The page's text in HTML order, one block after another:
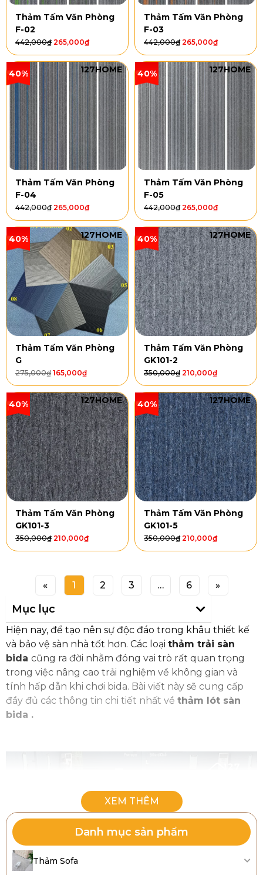
Danh mục sản phẩm
Thảm Sofa
Thảm Tấm Văn Phòng
F-02
442,000₫ 265,000₫
Thảm Tấm Văn Phòng
F-03
442,000₫ 265,000₫
40% 127HOME
Thảm Tấm Văn Phòng
F-04
442,000₫ 265,000₫
40% 127HOME
Thảm Tấm Văn Phòng
F-05
442,000₫ 265,000₫
40% 127HOME
Thảm Tấm Văn Phòng
G
275,000₫ 165,000₫
40% 127HOME
Thảm Tấm Văn Phòng
GK101-2
350,000₫ 210,000₫
40% 127HOME
Thảm Tấm Văn Phòng
GK101-3
350,000₫ 210,000₫
40% 127HOME
Thảm Tấm Văn Phòng
GK101-5
350,000₫ 210,000₫
« 1 2 3 … 6 »
Mục lục
Hiện nay, để tạo nên sự độc đáo trong khâu thiết kế
và bảo vệ sàn nhà tốt hơn. Các loại thảm trải sàn
bida cũng ra đời nhằm đóng vai trò rất quan trọng
trong việc nâng cao trải nghiệm về không gian và
tính hấp dẫn khi chơi bida. Bài viết này sẽ cung cấp
đầy đủ các thông tin chi tiết nhất về thảm lót sàn
bida .